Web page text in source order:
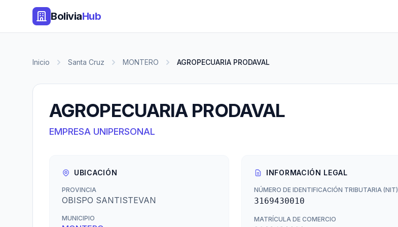
BoliviaHub
Inicio Santa Cruz MONTERO AGROPECUARIA PRODAVAL
AGROPECUARIA PRODAVAL
EMPRESA UNIPERSONAL
UBICACIÓN
PROVINCIA
OBISPO SANTISTEVAN
MUNICIPIO
INFORMACIÓN LEGAL
NÚMERO DE IDENTIFICACIÓN TRIBUTARIA (NIT)
3169430010
MATRÍCULA DE COMERCIO